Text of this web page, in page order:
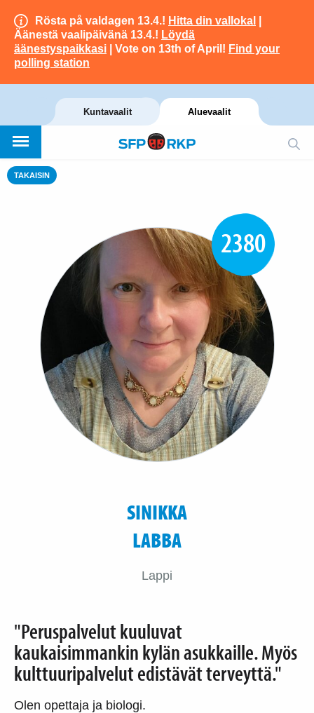
Rösta på valdagen 13.4.! Hitta din vallokal
Äänestä vaalipäivänä 13.4.! Löydä
äänestyspaikkasi | Vote on 13th of April! Find your
polling station
Kuntavaalit Aluevaalit
TAKAISIN
2380
SINIKKA
LABBA
Lappi
"Peruspalvelut kuuluvat
kaukaisimmankin kylän asukkaille. Myös
kulttuuripalvelut edistävät terveyttä."
Olen opettaja ja biologi.